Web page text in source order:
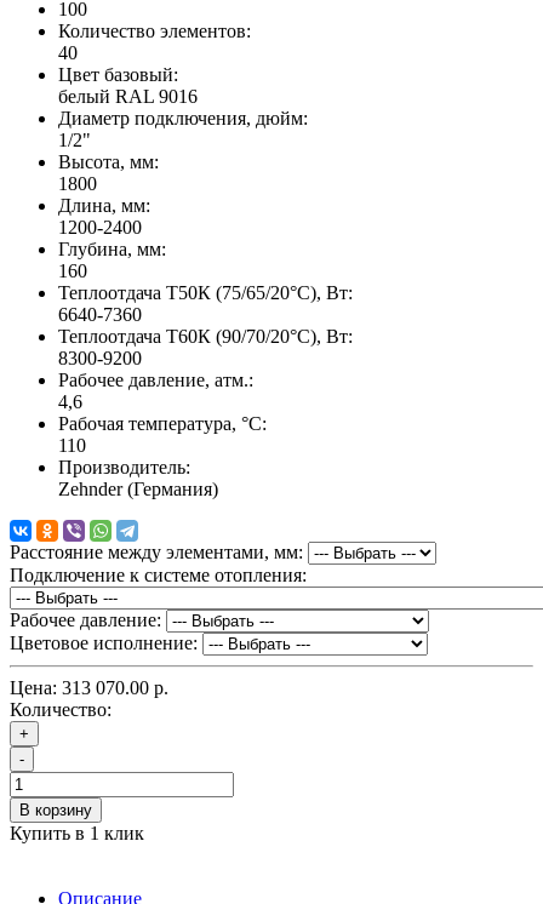
100
Количество элементов:
40
Цвет базовый:
белый RAL 9016
Диаметр подключения, дюйм:
1/2"
Высота, мм:
1800
Длина, мм:
1200-2400
Глубина, мм:
160
Теплоотдача Т50К (75/65/20°C), Вт:
6640-7360
Теплоотдача Т60К (90/70/20°C), Вт:
8300-9200
Рабочее давление, атм.:
4,6
Рабочая температура, °C:
110
Производитель:
Zehnder (Германия)
Расстояние между элементами, мм:
Подключение к системе отопления:
Рабочее давление:
Цветовое исполнение:
Цена: 313 070.00 р.
Количество:
+
-
В корзину
Купить в 1 клик
Описание